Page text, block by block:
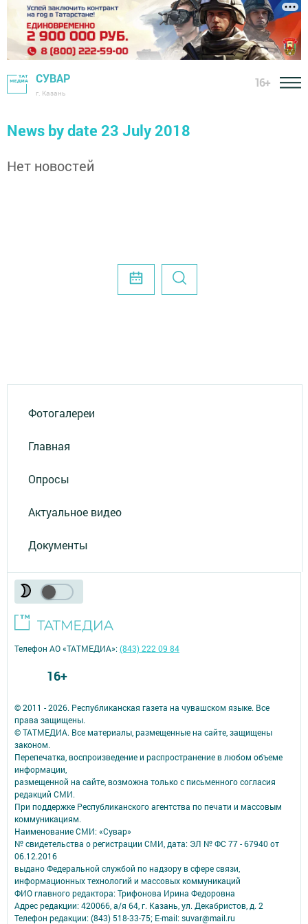
СУВАР
г. Казань
16+
News by date 23 July 2018
Нет новостей
Фотогалереи
Главная
Опросы
Актуальное видео
Документы
© 2011 - 2026. Республиканская газета на чувашском языке. Все
права защищены.
© ТАТМЕДИА. Все материалы, размещенные на сайте, защищены
законом.
Перепечатка, воспроизведение и распространение в любом объеме
информации,
размещенной на сайте, возможна только с письменного согласия
редакций СМИ.
При поддержке Республиканского агентства по печати и массовым
коммуникациям.
Наименование СМИ: «Сувар»
№ свидетельства о регистрации СМИ, дата: ЭЛ № ФС 77 - 67940 от
06.12.2016
выдано Федеральной службой по надзору в сфере связи,
информационных технологий и массовых коммуникаций
ФИО главного редактора: Трифонова Ирина Федоровна
Адрес редакции: 420066, а/я 64, г. Казань, ул. Декабристов, д. 2
Телефон редакции: (843) 518-33-75; E-mail: suvar@mail.ru
Телефон АО «ТАТМЕДИА»:(843) 222 09 84
16+